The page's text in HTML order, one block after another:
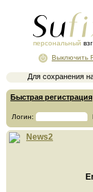
персональный
Для сохранения
Выключить
Быстрая регистрация
Логин:
News2